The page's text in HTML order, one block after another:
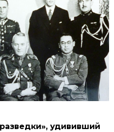
简体字
繁體字
Français
Español
удививший